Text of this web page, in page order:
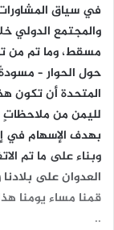
في سياق
والمجتمع الدولي
مسقط، وما تم من
حول الحوار – مسودةً
المتحدة أن تكون
لليمن من ملاحظاتٍ
بهدف الإسهام في
وبناء على ما تم
العدوان على
قمنا مساء يومنا
..